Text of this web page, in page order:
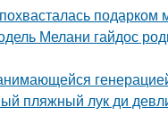
подарком
Мелани гайдос
пляжный лук ди